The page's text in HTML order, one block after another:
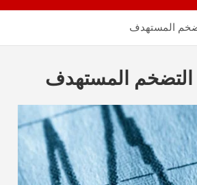
المستهدف
المستهدف